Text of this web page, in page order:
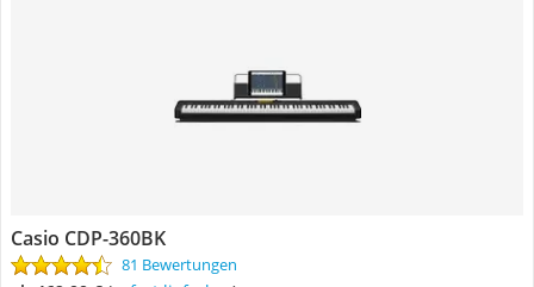
Casio CDP-360BK
81 Bewertungen